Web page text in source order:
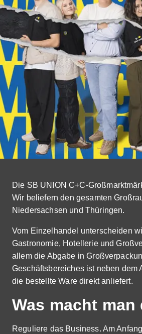
Die SB UNION C+C-
Wir beliefern den gesamten
Niedersachsen und Thüringen.
Vom Einzelhandel unterscheiden
Gastronomie, Hotellerie und
allem die Abgabe in
Geschäftsbereiches ist neben dem
die bestellte Ware direkt anliefert.
Was macht
Reguliere das Business. Am